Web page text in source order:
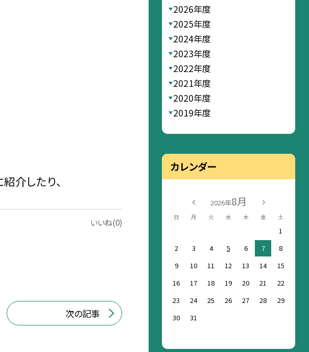
介したり、
いいね(0)
次の記事
2026年度
2025年度
2024年度
2023年度
2022年度
2021年度
2020年度
2019年度
カレンダー
2026年8月
日 月 火 水 木 金 土
1
2
3 4 5 6 7
8
9
10 11 12 13 14
15
16
17 18 19 20 21
22
23
24 25 26 27 28
29
30
31